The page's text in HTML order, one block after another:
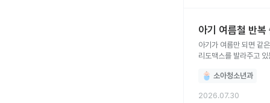
아기 여름철 반
아기가 여름만 되면 같
리도맥스를 발라주고
소아청소년과
2026.07.30